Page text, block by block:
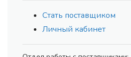
Стать поставщиком
Личный кабинет